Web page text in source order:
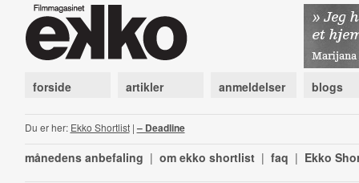
forside artikler anmeldelser blogs
Du er her: Ekko Shortlist| – Deadline
månedens anbefaling | om ekko shortlist | faq | Ekko